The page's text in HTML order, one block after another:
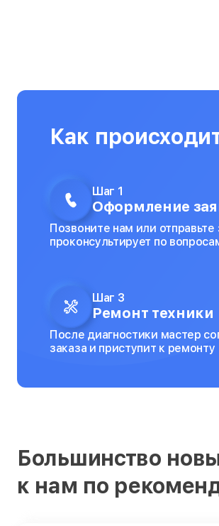
Как
Шаг 1
Оформление
Позвоните нам или
проконсультирует по
Шаг 3
Ремонт техники
После диагностики мастер
заказа и приступит к ремонту
Большинство
к нам по